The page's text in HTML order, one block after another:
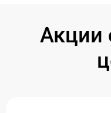
Акции